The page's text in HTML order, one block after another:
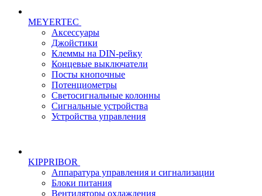
MEYERTEC
Аксессуары
Джойстики
Клеммы на DIN-рейку
Концевые выключатели
Посты кнопочные
Потенциометры
Светосигнальные колонны
Сигнальные устройства
Устройства управления
KIPPRIBOR
Аппаратура управления и сигнализации
Блоки питания
Вентиляторы охлаждения